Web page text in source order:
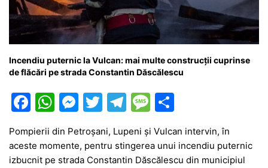
Incendiu puternic la Vulcan: mai multe construcții cuprinse
de flăcări pe strada Constantin Dăscălescu
F
a
c
e
W
h
at
s
M
s
s
T
w
itt
er
T
el
e
gr
M
s
s
ar
ta
je
Pompierii din Petroșani, Lupeni și Vulcan intervin, în
aceste momente, pentru stingerea unui incendiu puternic
izbucnit pe strada Constantin Dăscălescu din municipiul